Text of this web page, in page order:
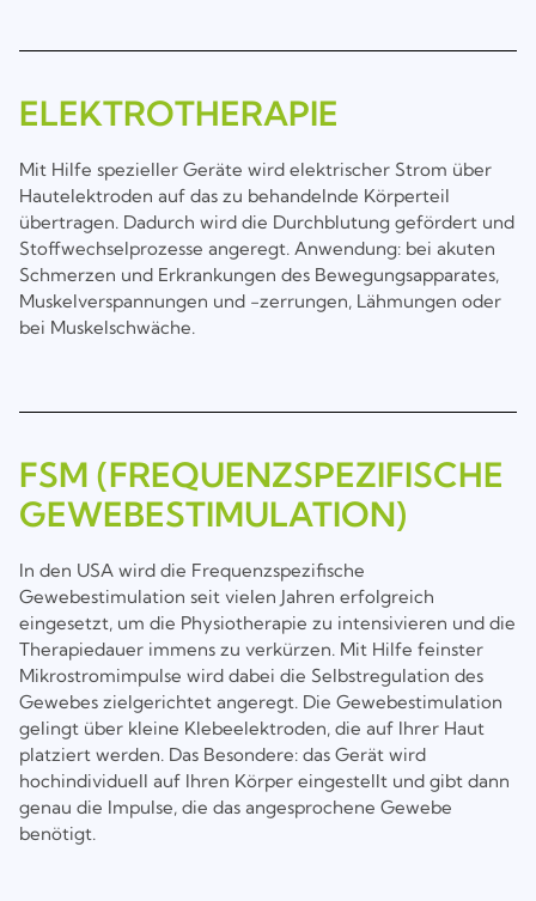
ELEKTROTHERAPIE
Mit Hilfe spezieller Geräte wird elektrischer Strom über
Hautelektroden auf das zu behandelnde Körperteil
übertragen. Dadurch wird die Durchblutung gefördert und
Stoffwechselprozesse angeregt. Anwendung: bei akuten
Schmerzen und Erkrankungen des Bewegungsapparates,
Muskelverspannungen und -zerrungen, Lähmungen oder
bei Muskelschwäche.
FSM (FREQUENZSPEZIFISCHE
GEWEBESTIMULATION)
In den USA wird die Frequenzspezifische
Gewebestimulation seit vielen Jahren erfolgreich
eingesetzt, um die Physiotherapie zu intensivieren und die
Therapiedauer immens zu verkürzen. Mit Hilfe feinster
Mikrostromimpulse wird dabei die Selbstregulation des
Gewebes zielgerichtet angeregt. Die Gewebestimulation
gelingt über kleine Klebeelektroden, die auf Ihrer Haut
platziert werden. Das Besondere: das Gerät wird
hochindividuell auf Ihren Körper eingestellt und gibt dann
genau die Impulse, die das angesprochene Gewebe
benötigt.